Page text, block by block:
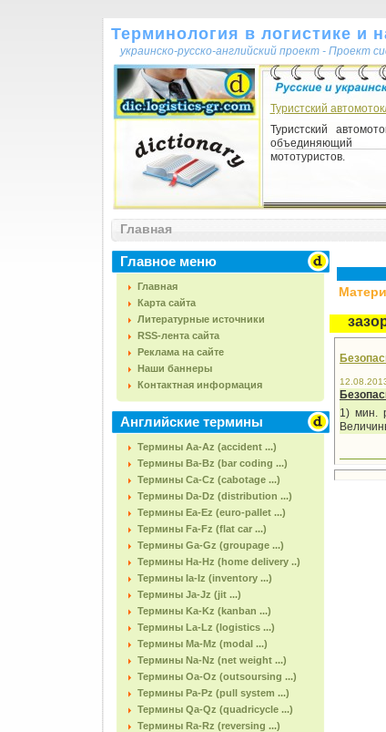
Терминология в логистике и
украинско-русско-английский проект - Проект
Туристский
Туристский
мототуристов.
Главная
Главное меню
Главная
Карта сайта
Литературные источники
RSS-лента сайта
Реклама на сайте
Наши баннеры
Контактная информация
Английские термины
Термины Aa-Az (accident ...)
Термины Ba-Bz (bar coding ...)
Термины Ca-Cz (cabotage ...)
Термины Da-Dz (distribution ...)
Термины Ea-Ez (euro-pallet ...)
Термины Fa-Fz (flat car ...)
Термины Ga-Gz (groupage ...)
Термины Ha-Hz (home delivery ..)
Термины Ia-Iz (inventory ...)
Термины Ja-Jz (jit ...)
Термины Ka-Kz (kanban ...)
Термины La-Lz (logistics ...)
Термины Ma-Mz (modal ...)
Термины Na-Nz (net weight ...)
Термины Oa-Oz (outsoursing ...)
Термины Pa-Pz (pull system ...)
Термины Qa-Qz (quadricycle ...)
Термины Ra-Rz (reversing ...)
1) мин.